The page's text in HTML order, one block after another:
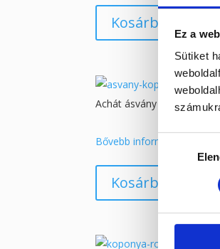
Ez a
Sütiket
Hozzájárulás
kiválasztása
Kosárba teszem
Achát ásvány koponya
Bővebb információ
Kosárba teszem